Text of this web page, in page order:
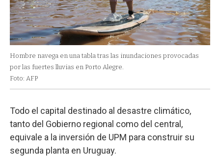
Hombre navega en una tabla tras las inundaciones provocadas
por las fuertes lluvias en Porto Alegre.
Foto: AFP
Todo el capital destinado al desastre climático,
tanto del Gobierno regional como del central,
equivale a la inversión de UPM para construir su
segunda planta en Uruguay.